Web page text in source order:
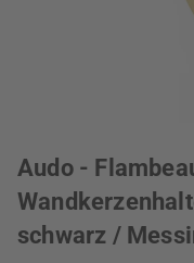
Audo -
schwarz /